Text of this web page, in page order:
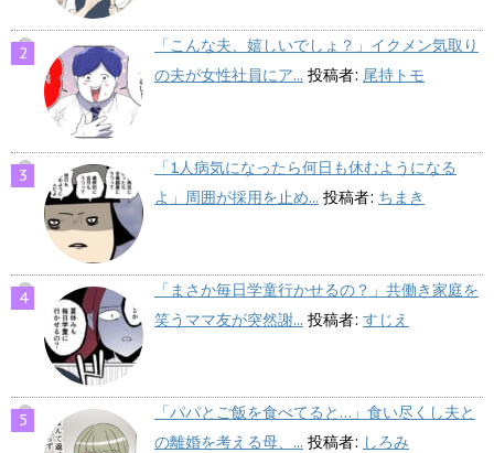
「こんな夫、嬉しいでしょ？」イクメン気取り
の夫が女性社員にア... 投稿者: 尾持トモ
「1人病気になったら何日も休むようになる
よ」周囲が採用を止め... 投稿者: ちまき
「まさか毎日学童行かせるの？」共働き家庭を
笑うママ友が突然謝... 投稿者: すじえ
「パパとご飯を食べてると…」食い尽くし夫と
の離婚を考える母、... 投稿者: しろみ